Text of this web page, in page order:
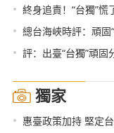
• 終身追責！“台獨”慌
• 總台海峽時評：頑固
• 評：出臺“台獨”頑固
獨家
• 惠臺政策加持 堅定